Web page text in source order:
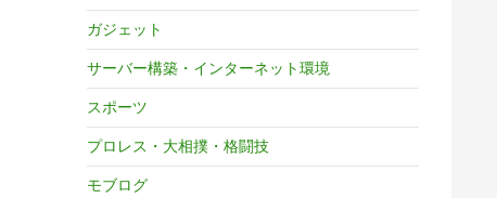
ガジェット
サーバー構築・インターネット環境
スポーツ
プロレス・大相撲・格闘技
モブログ